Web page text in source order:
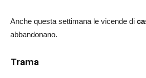
Anche questa settimana le vicende di
abbandonano.
Trama